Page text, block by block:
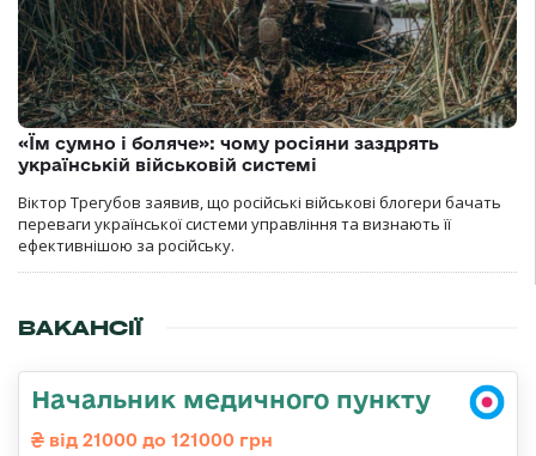
«Їм сумно і боляче»: чому росіяни заздрять
українській військовій системі
Віктор Трегубов заявив, що російські військові блогери бачать
переваги української системи управління та визнають її
ефективнішою за російську.
ВАКАНСІЇ
Начальник медичного пункту
від 21000 до 121000 грн